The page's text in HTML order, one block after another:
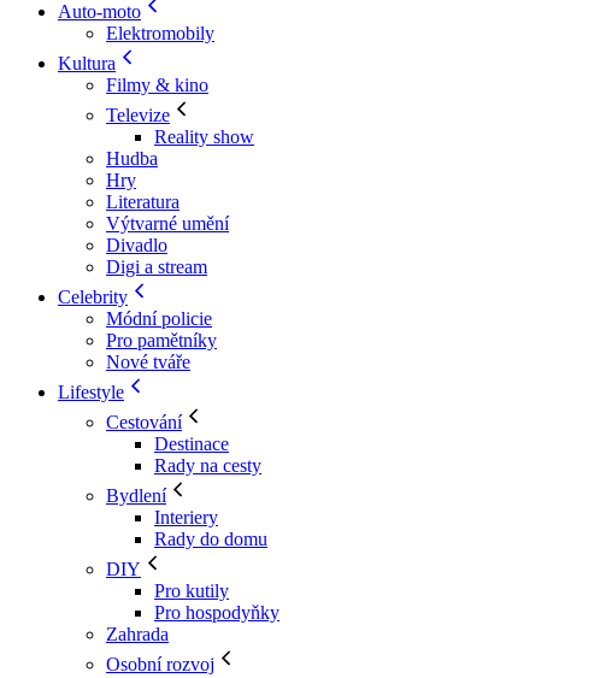
Auto-moto
Elektromobily
Kultura
Filmy & kino
Televize
Reality show
Hudba
Hry
Literatura
Výtvarné umění
Divadlo
Digi a stream
Celebrity
Módní policie
Pro pamětníky
Nové tváře
Lifestyle
Cestování
Destinace
Rady na cesty
Bydlení
Interiery
Rady do domu
DIY
Pro kutily
Pro hospodyňky
Zahrada
Osobní rozvoj